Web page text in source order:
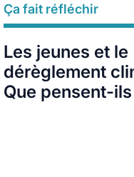
Ça fait réfléchir
Les jeunes et le
dérèglement
Que pensent-ils
Lire plus